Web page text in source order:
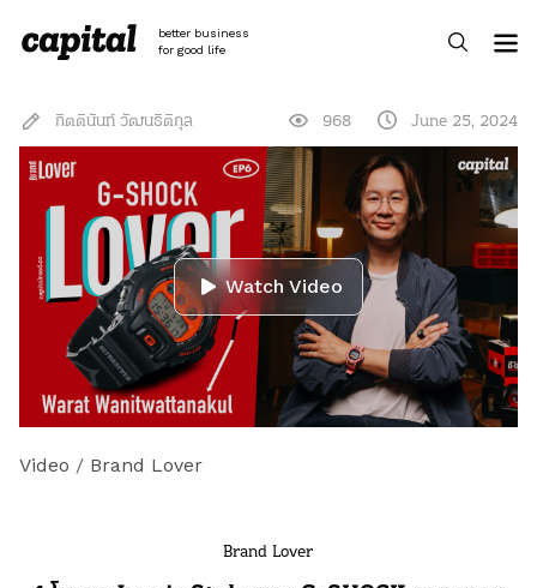
content
better business
for good life
กิตตินันท์ วัฒนธิติกุล 968 June 25, 2024
Watch Video
Video / Brand Lover
Brand Lover